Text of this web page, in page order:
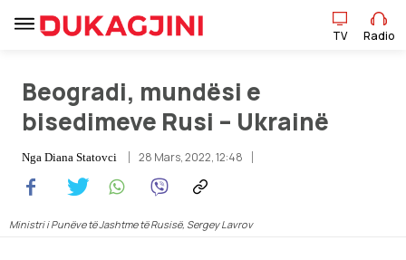
Lajme
TV Radio
Beogradi, mundësi e
bisedimeve Rusi – Ukrainë
Nga Diana Statovci 28 Mars, 2022, 12:48
Ministri i Punëve të Jashtme të Rusisë, Sergey Lavrov